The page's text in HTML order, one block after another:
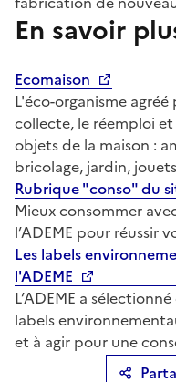
En savoir
Ecomaison
L'éco-organisme
collecte, le réemploi
objets de la maison :
bricolage, jardin,
Rubrique "conso" du
Mieux consommer
l’ADEME pour réussir
Les labels
l'ADEME
L’ADEME a
labels
et à agir pour une